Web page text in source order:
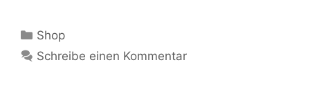
Kategorien
Shop
Schreibe einen Kommentar